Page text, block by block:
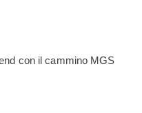
con il cammino MGS